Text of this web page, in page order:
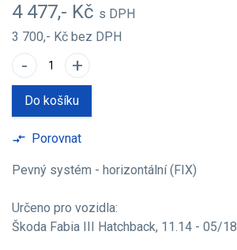
4 477,- Kč s DPH
3 700,- Kč bez DPH
- +
Do košíku
compare_arrows Porovnat
Pevný systém - horizontální (FIX)
Určeno pro vozidla:
Škoda Fabia III Hatchback, 11.14 - 05/18